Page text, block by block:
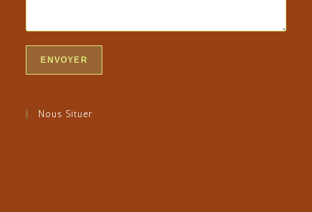
Nous Situer